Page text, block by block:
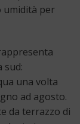
umidità per
sud:
una volta
ad agosto.
da terrazzo di